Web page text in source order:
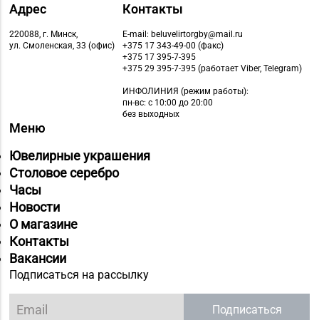
Адрес
220088, г. Минск,
ул. Смоленская, 33 (офис)
Контакты
E-mail: beluvelirtorgby@mail.ru
+375 17 343-49-00 (факс)
+375 17 395-7-395
+375 29 395-7-395 (работает Viber, Telegram)
ИНФОЛИНИЯ (режим работы):
пн-вс: с 10:00 до 20:00
без выходных
Меню
Ювелирные украшения
Столовое серебро
Часы
Новости
О магазине
Контакты
Вакансии
Подписаться на рассылку
Подписаться